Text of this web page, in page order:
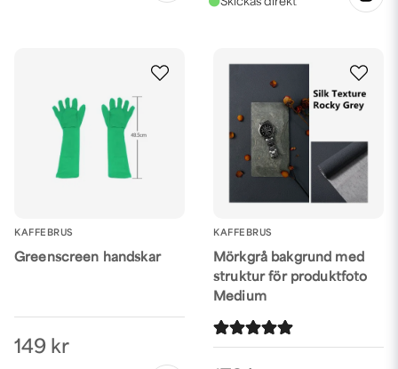
KAFFEBRUS
Greenscreen handskar
149 kr
KAFFEBRUS
Mörkgrå bakgrund med
struktur för produktfoto
Medium